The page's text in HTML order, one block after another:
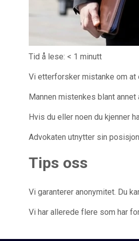
Tid å lese: < 1 minutt
Vi etterforsker mistanke om at
Mannen mistenkes blant
Hvis du eller noen du kjenner
Advokaten utnytter sin
Tips oss
Vi garanterer anonymitet. Du
Vi har allerede flere som har